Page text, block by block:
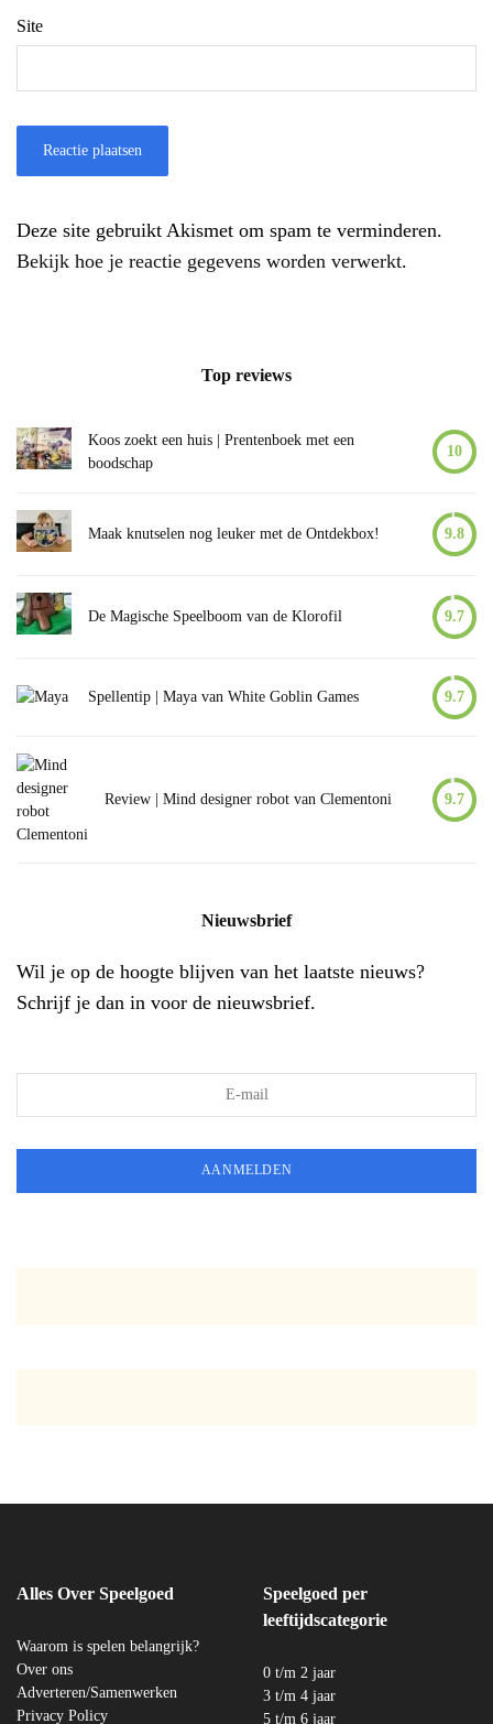
Site
Deze site gebruikt Akismet om spam te verminderen.
Bekijk hoe je reactie gegevens worden verwerkt.
Top reviews
Koos zoekt een huis | Prentenboek met een
boodschap
10
Maak knutselen nog leuker met de Ontdekbox! 9.8
De Magische Speelboom van de Klorofil 9.7
Spellentip | Maya van White Goblin Games 9.7
Review | Mind designer robot van Clementoni 9.7
Nieuwsbrief
Wil je op de hoogte blijven van het laatste nieuws?
Schrijf je dan in voor de nieuwsbrief.
Alles Over Speelgoed
Waarom is spelen belangrijk?
Over ons
Adverteren/Samenwerken
Privacy Policy
Speelgoed per
leeftijdscategorie
0 t/m 2 jaar
3 t/m 4 jaar
5 t/m 6 jaar